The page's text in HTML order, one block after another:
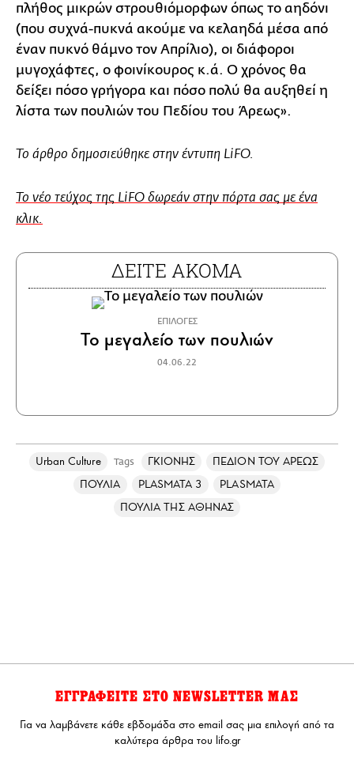
πλήθος μικρών στρουθιόμορφων όπως το αηδόνι
(που συχνά-πυκνά ακούμε να κελαηδά μέσα από
έναν πυκνό θάμνο τον Απρίλιο), οι διάφοροι
μυγοχάφτες, ο φοινίκουρος κ.ά. Ο χρόνος θα
δείξει πόσο γρήγορα και πόσο πολύ θα αυξηθεί η
λίστα των πουλιών του Πεδίου του Άρεως».
Το άρθρο δημοσιεύθηκε στην έντυπη LiFO.
Το νέο τεύχος της LiFO δωρεάν στην πόρτα σας με ένα
κλικ.
ΔΕΙΤΕ ΑΚΟΜΑ
ΕΠΙΛΟΓΕΣ
Το μεγαλείο των πουλιών
04.06.22
Urban Culture Tags ΓΚΙΟΝΗΣ
ΠΕΔΙΟΝ ΤΟΥ ΑΡΕΩΣ
ΠΟΥΛΙΑ
PLASMATA 3
PLASMATA
ΠΟΥΛΙΑ ΤΗΣ ΑΘΗΝΑΣ
ΕΓΓΡΑΦΕΙΤΕ ΣΤΟ NEWSLETTER ΜΑΣ
Για να λαμβάνετε κάθε εβδομάδα στο email σας μια επιλογή από τα
καλύτερα άρθρα του lifo.gr